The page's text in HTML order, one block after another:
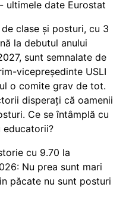
ultimele date Eurostat
clase și posturi, cu 3
la debutul anului
sunt semnalate de
vicepreședinte USLI
o comite grav de tot.
disperați că oamenii
Ce se întâmplă cu
cu 9.70 la
Nu prea sunt mari
păcate nu sunt posturi